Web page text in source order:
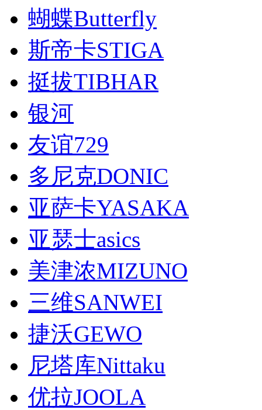
蝴蝶Butterfly
斯帝卡STIGA
挺拔TIBHAR
银河
友谊729
多尼克DONIC
亚萨卡YASAKA
亚瑟士asics
美津浓MIZUNO
三维SANWEI
捷沃GEWO
尼塔库Nittaku
优拉JOOLA